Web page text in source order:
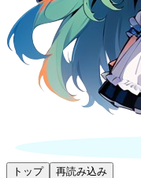
トップ 再読み込み